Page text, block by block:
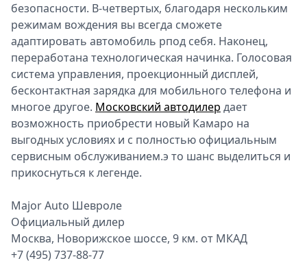
безопасности. В-четвертых, благодаря нескольким
режимам вождения вы всегда сможете
адаптировать автомобиль рпод себя. Наконец,
переработана технологическая начинка. Голосовая
система управления, проекционный дисплей,
бесконтактная зарядка для мобильного телефона и
многое другое. Московский автодилер дает
возможность приобрести новый Камаро на
выгодных условиях и с полностью официальным
сервисным обслуживанием.э то шанс выделиться и
прикоснуться к легенде.
Major Auto Шевроле
Официальный дилер
Москва, Новорижское шоссе, 9 км. от МКАД
+7 (495) 737-88-77